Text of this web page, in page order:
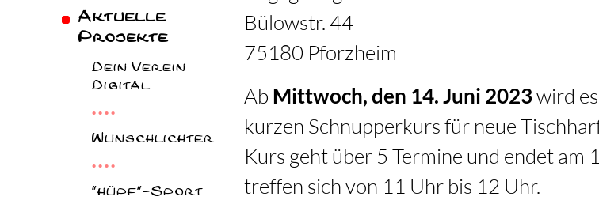
HOMEAktuelle
Projekte
Dein Verein
Digital
Wunschlichter
"hüpf"-Sport
Bülowstr. 44
75180 Pforzheim
Ab Mittwoch, den 14. Juni 2023wird
kurzen Schnupperkurs für neue
Kurs geht über 5 Termine und endet
treffen sich von 11 Uhr bis 12 Uhr.